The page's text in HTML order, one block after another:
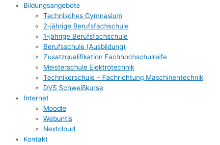
Bildungsangebote
Technisches Gymnasium
2-jährige Berufsfachschule
1-jährige Berufsfachschule
Berufsschule (Ausbildung)
Zusatzqualifikation Fachhochschulreife
Meisterschule Elektrotechnik
Technikerschule – Fachrichtung Maschinentechnik
DVS Schweißkurse
Internet
Moodle
Webuntis
Nextcloud
Kontakt